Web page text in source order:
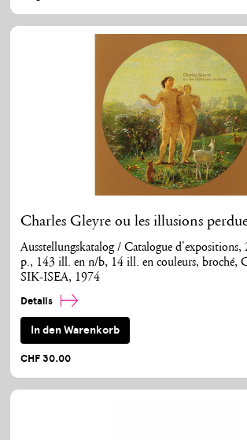
Charles Gleyre ou les illusions
Ausstellungskatalog / Catalogue
p., 143 ill. en n/b, 14 ill. en couleurs, broché,
SIK-ISEA, 1974
Details
In den Warenkorb
CHF 30.00